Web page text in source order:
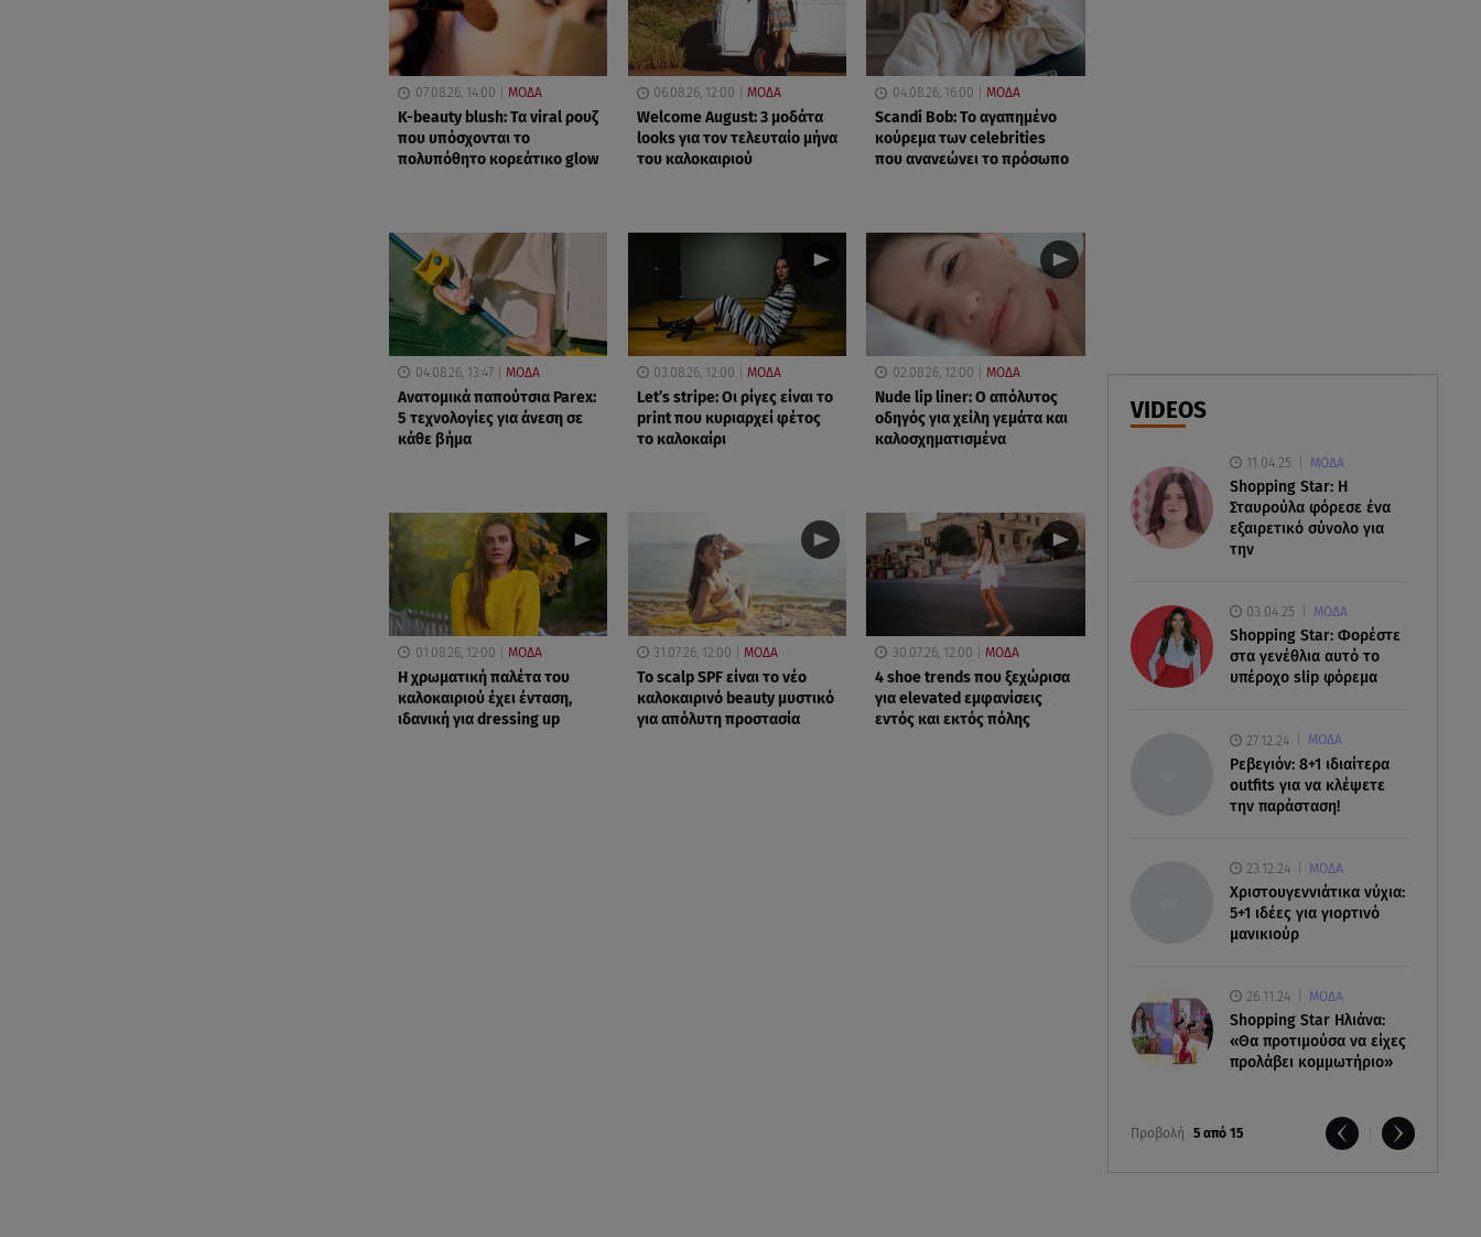
07.08.26 , 18:34
Έξοδος Αυγούστου: Στο 100% η
πληρότητα για Κυκλάδες
VIDEOS
11.04.25 ΜΟΔΑ
Shopping Star: Η
Σταυρούλα φόρεσε ένα
εξαιρετικό σύνολο για
την
03.04.25 ΜΟΔΑ
Shopping Star: Φορέστε
στα γενέθλια αυτό το
υπέροχο slip φόρεμα
27.12.24 ΜΟΔΑ
Ρεβεγιόν: 8+1 ιδιαίτερα
outfits για να κλέψετε
την παράσταση!
23.12.24 ΜΟΔΑ
Χριστουγεννιάτικα νύχια:
5+1 ιδέες για γιορτινό
μανικιούρ
26.11.24 ΜΟΔΑ
Shopping Star Ηλιάνα:
«Θα προτιμούσα να είχες
προλάβει κομμωτήριο»
Προβολή 5 από 15
07.08.26, 14:00 ΜΟΔΑ
K-beauty blush: Τα viral ρουζ
που υπόσχονται το
πολυπόθητο κορεάτικο glow
06.08.26, 12:00 ΜΟΔΑ
Welcome August: 3 μοδάτα
looks για τον τελευταίο μήνα
του καλοκαιριού
04.08.26, 16:00 ΜΟΔΑ
Scandi Bob: Το αγαπημένο
κούρεμα των celebrities
που ανανεώνει το πρόσωπο
04.08.26, 13:47 ΜΟΔΑ
Ανατομικά παπούτσια Parex:
5 τεχνολογίες για άνεση σε
κάθε βήμα
03.08.26, 12:00 ΜΟΔΑ
Let’s stripe: Οι ρίγες είναι το
print που κυριαρχεί φέτος
το καλοκαίρι
02.08.26, 12:00 ΜΟΔΑ
Nude lip liner: Ο απόλυτος
οδηγός για χείλη γεμάτα και
καλοσχηματισμένα
01.08.26, 12:00 ΜΟΔΑ
Η χρωματική παλέτα του
καλοκαιριού έχει ένταση,
ιδανική για dressing up
31.07.26, 12:00 ΜΟΔΑ
Το scalp SPF είναι το νέο
καλοκαιρινό beauty μυστικό
για απόλυτη προστασία
30.07.26, 12:00 ΜΟΔΑ
4 shoe trends που ξεχώρισα
για elevated εμφανίσεις
εντός και εκτός πόλης